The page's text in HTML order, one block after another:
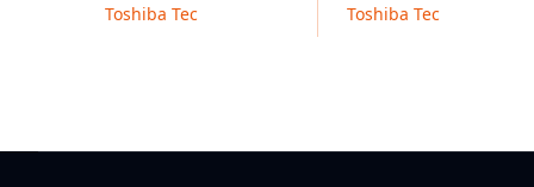
Toshiba Tec Toshiba Tec